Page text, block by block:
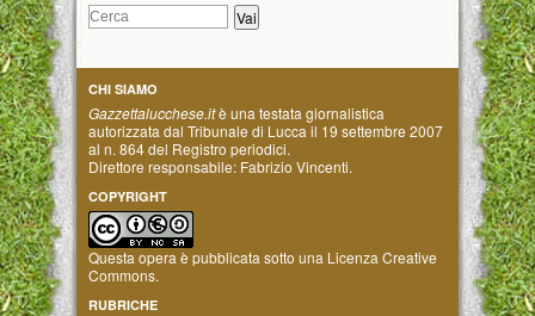
CHI SIAMO
Gazzettalucchese.itè una testata giornalistica
autorizzata dal Tribunale di Lucca il 19 settembre 2007
al n. 864 del Registro periodici.
Direttore responsabile: Fabrizio Vincenti.
COPYRIGHT
Questa opera è pubblicata sotto una Licenza Creative
Commons.
RUBRICHE